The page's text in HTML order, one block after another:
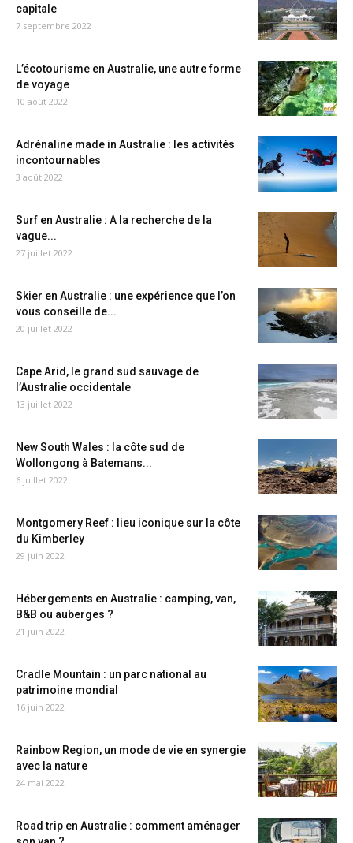
capitale
7 septembre 2022
L’écotourisme en Australie, une autre forme
de voyage
10 août 2022
Adrénaline made in Australie : les activités
incontournables
3 août 2022
Surf en Australie : A la recherche de la
vague...
27 juillet 2022
Skier en Australie : une expérience que l’on
vous conseille de...
20 juillet 2022
Cape Arid, le grand sud sauvage de
l’Australie occidentale
13 juillet 2022
New South Wales : la côte sud de
Wollongong à Batemans...
6 juillet 2022
Montgomery Reef : lieu iconique sur la côte
du Kimberley
29 juin 2022
Hébergements en Australie : camping, van,
B&B ou auberges ?
21 juin 2022
Cradle Mountain : un parc national au
patrimoine mondial
16 juin 2022
Rainbow Region, un mode de vie en synergie
avec la nature
24 mai 2022
Road trip en Australie : comment aménager